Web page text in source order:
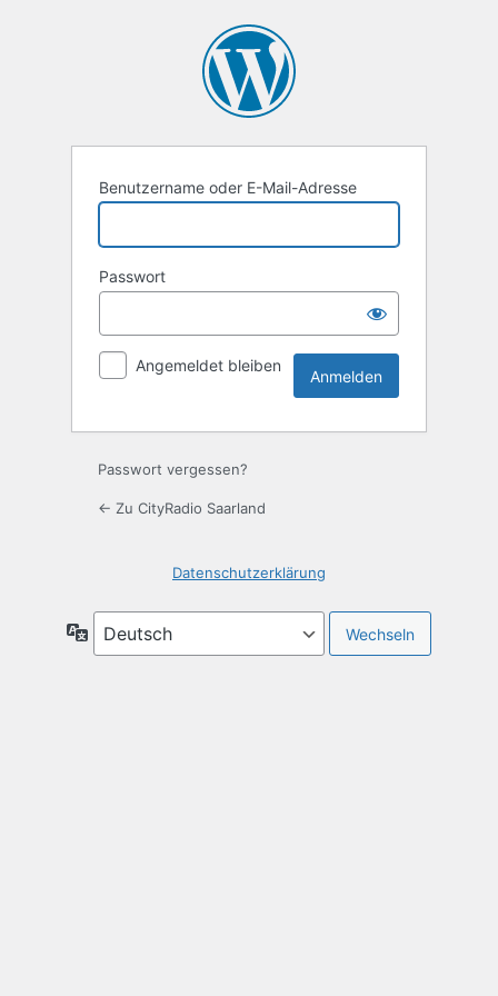
Benutzername oder E-Mail-Adresse
Passwort
Angemeldet bleiben
Passwort vergessen?
← Zu CityRadio Saarland
Datenschutzerklärung
Sprache